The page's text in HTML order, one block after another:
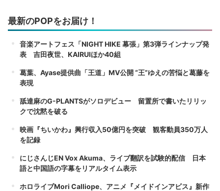
最新のPOPをお届け！
音楽アートフェス「NIGHT HIKE 幕張」第3弾ラインナップ発
表 吉田夜世、KAIRUIほか40組
葛葉、Ayase提供曲「王道」MV公開 “王”ゆえの苦悩と葛藤を
表現
舐達麻のG-PLANTSがソロデビュー 留置所で書いたリリッ
クで沈黙を破る
映画『ちいかわ』興行収入50億円を突破 観客動員350万人
を記録
にじさんじEN Vox Akuma、ライブ翻訳を試験的配信 日本
語と中国語の字幕をリアルタイム表示
ホロライブMori Calliope、アニメ『メイドインアビス』新作